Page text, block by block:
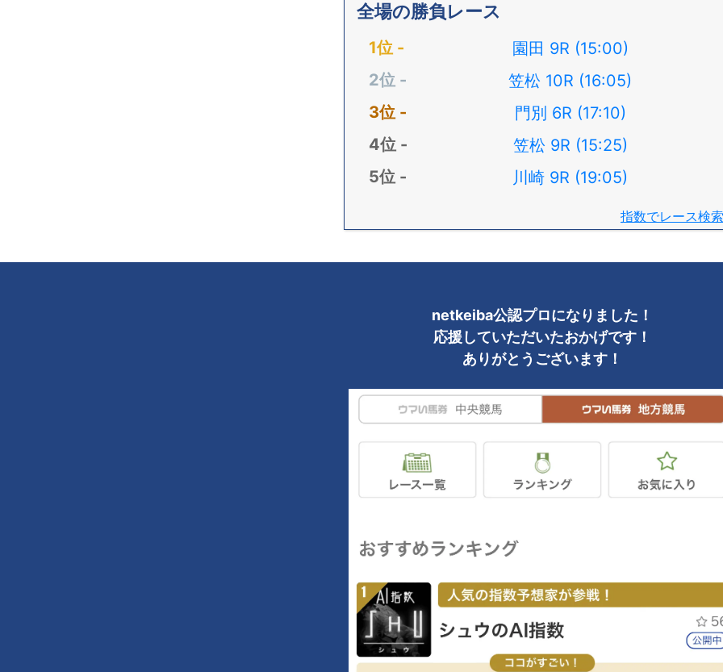
全場の勝負レース
園田 9R (15:00)
笠松 10R (16:05)
門別 6R (17:10)
笠松 9R (15:25)
川崎 9R (19:05)
指数でレース検索
netkeiba公認プロになりました！
応援していただいたおかげです！
ありがとうございます！